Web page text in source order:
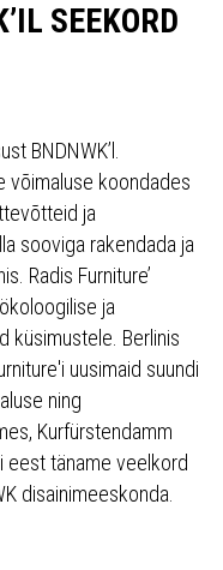
SEEKORD
BNDNWK’l.
võimaluse koondades
ja
sooviga rakendada ja
Radis Furniture’
ja
küsimustele. Berlinis
uusimaid suundi
ning
Kurfürstendamm
eest täname veelkord
disainimeeskonda.